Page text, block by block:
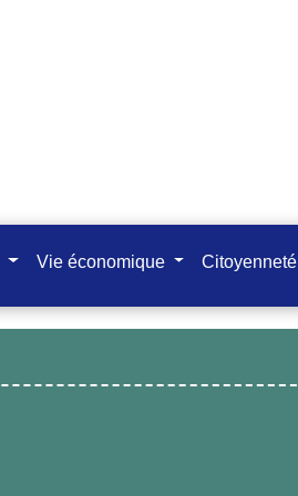
Vie économique Citoyenneté